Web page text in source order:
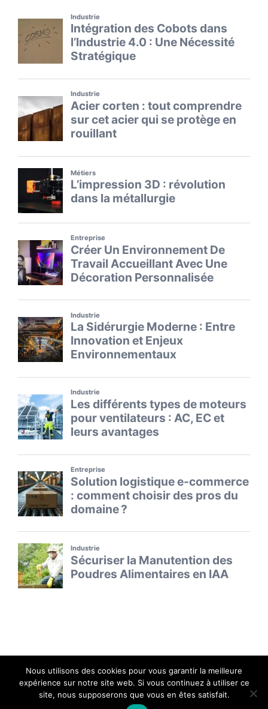
Le repère des capitaines d'industrie - Copyright 2026 -
Nous utilisons des cookies pour vous garantir la meilleure
expérience sur notre site web. Si vous continuez à utiliser ce
site, nous supposerons que vous en êtes satisfait.